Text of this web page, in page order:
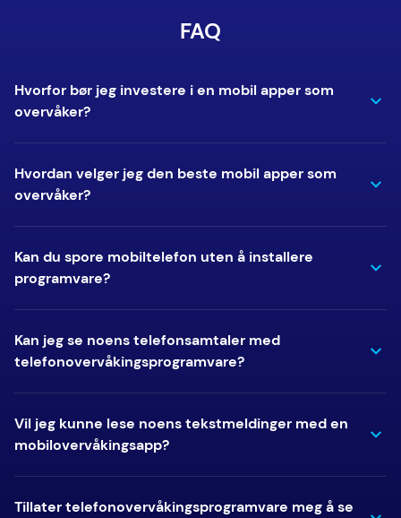
FAQ
Hvorfor bør jeg investere i en mobil apper som
overvåker?
Hvordan velger jeg den beste mobil apper som
overvåker?
Kan du spore mobiltelefon uten å installere
programvare?
Kan jeg se noens telefonsamtaler med
telefonovervåkingsprogramvare?
Vil jeg kunne lese noens tekstmeldinger med en
mobilovervåkingsapp?
Tillater telefonovervåkingsprogramvare meg å se